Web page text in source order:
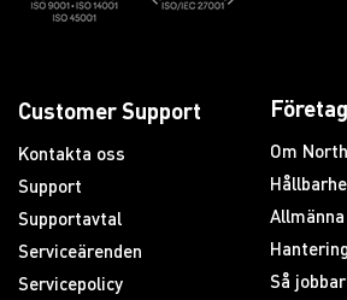
Customer Support
Kontakta oss
Support
Supportavtal
Serviceärenden
Servicepolicy
Om
Så